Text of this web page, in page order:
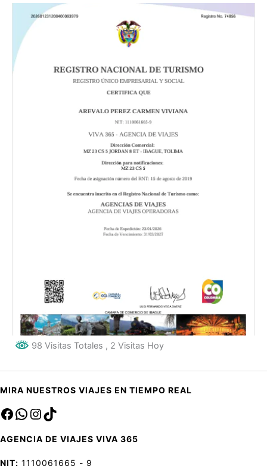
98 Visitas Totales , 2 Visitas Hoy
MIRA NUESTROS VIAJES EN TIEMPO REAL
Facebook
saInstagram
TikTok
AGENCIA DE VIAJES VIVA 365
NIT: 1110061665 - 9